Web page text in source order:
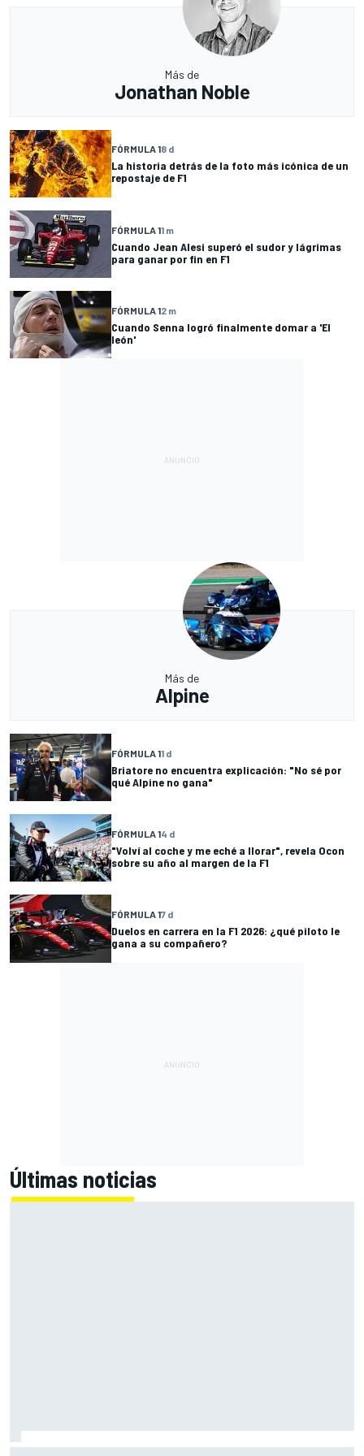
Más de
Jonathan Noble
FÓRMULA 18 d
La historia detrás de la foto más icónica de un
repostaje de F1
FÓRMULA 11 m
Cuando Jean Alesi superó el sudor y lágrimas
para ganar por fin en F1
FÓRMULA 12 m
Cuando Senna logró finalmente domar a 'El
león'
Más de
Alpine
FÓRMULA 11 d
Briatore no encuentra explicación: "No sé por
qué Alpine no gana"
FÓRMULA 14 d
"Volví al coche y me eché a llorar", revela Ocon
sobre su año al margen de la F1
FÓRMULA 17 d
Duelos en carrera en la F1 2026: ¿qué piloto le
gana a su compañero?
Últimas noticias